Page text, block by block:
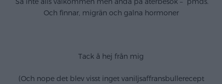
Och finnar, migrän och galna hormoner
Tack å hej från mig
(Och nope det blev visst inget vaniljsaffransbullerecept